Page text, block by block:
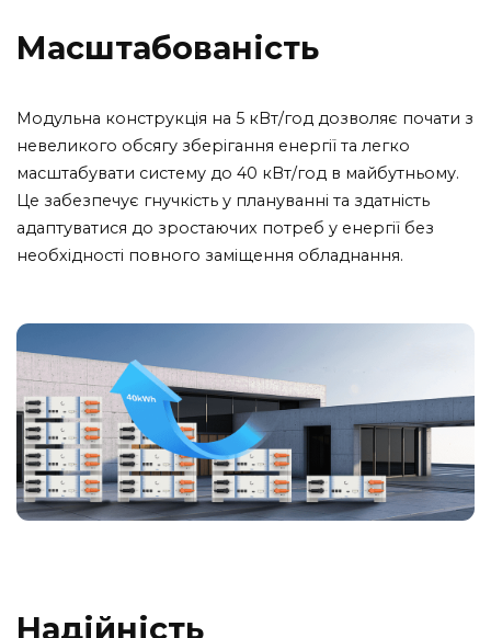
Масштабованість
Модульна конструкція на 5 кВт/год дозволяє почати з
невеликого обсягу зберігання енергії та легко
масштабувати систему до 40 кВт/год в майбутньому.
Це забезпечує гнучкість у плануванні та здатність
адаптуватися до зростаючих потреб у енергії без
необхідності повного заміщення обладнання.
Надійність